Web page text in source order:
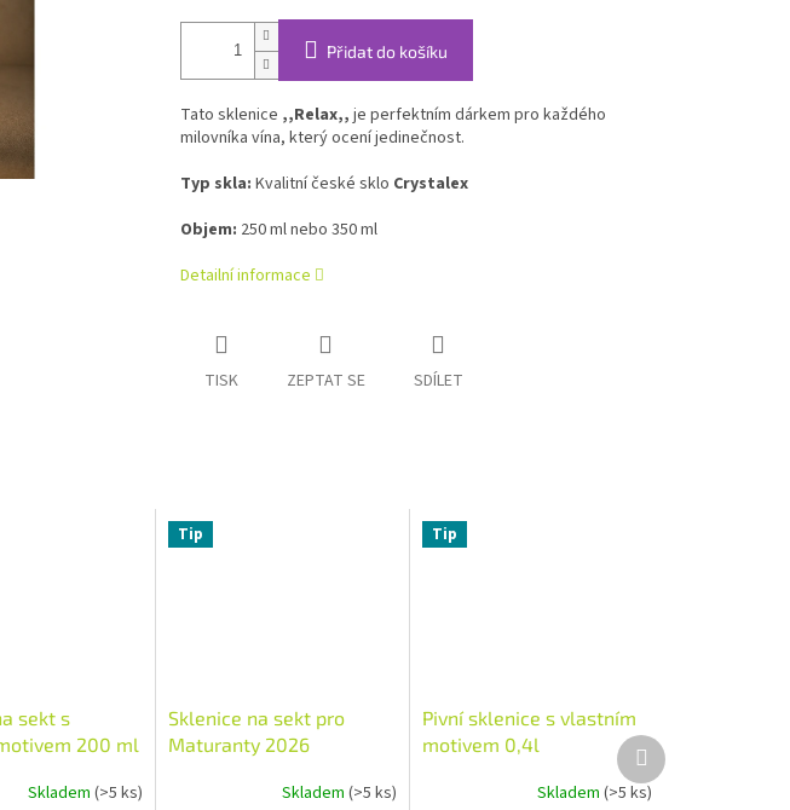
Přidat do košíku
Tato sklenice ,,Relax,, je perfektním dárkem pro každého
milovníka vína, který ocení jedinečnost.
Typ skla: Kvalitní české sklo Crystalex
Objem: 250 ml nebo 350 ml
Detailní informace
TISK ZEPTAT SE SDÍLET
sekt s
200 ml
Skladem (>5 ks)
Tip
Sklenice na sekt pro
Maturanty 2026
Skladem(>5 ks)
Tip
Pivní sklenice s vlastním
motivem 0,4l
Skladem(>5 ks)
Další
produkt